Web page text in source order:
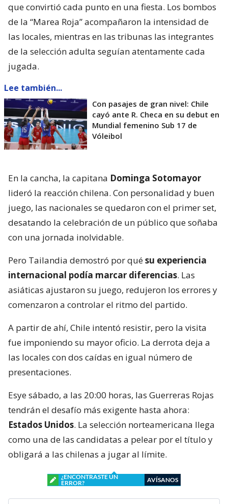
que convirtió cada punto en una fiesta. Los bombos
de la “Marea Roja” acompañaron la intensidad de
las locales, mientras en las tribunas las integrantes
de la selección adulta seguían atentamente cada
jugada.
Lee también...
Con pasajes de gran nivel: Chile
cayó ante R. Checa en su debut en
Mundial femenino Sub 17 de
Vóleibol
En la cancha, la capitana Dominga Sotomayor
lideró la reacción chilena. Con personalidad y buen
juego, las nacionales se quedaron con el primer set,
desatando la celebración de un público que soñaba
con una jornada inolvidable.
Pero Tailandia demostró por quésu experiencia
internacional podía marcar diferencias. Las
asiáticas ajustaron su juego, redujeron los errores y
comenzaron a controlar el ritmo del partido.
A partir de ahí, Chile intentó resistir, pero la visita
fue imponiendo su mayor oficio. La derrota deja a
las locales con dos caídas en igual número de
presentaciones.
Esye sábado, a las 20:00 horas, las Guerreras Rojas
tendrán el desafío más exigente hasta ahora:
Estados Unidos. La selección norteamericana llega
como una de las candidatas a pelear por el título y
obligará a las chilenas a jugar al límite.
¿ENCONTRASTE UN
ERROR?
AVÍSANOS